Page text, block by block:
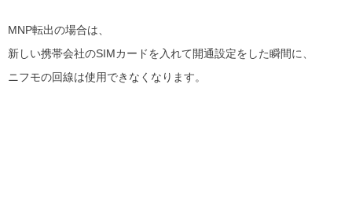
MNP転出の場合は、
新しい携帯会社のSIMカードを入れて開通設定をした瞬間に、
ニフモの回線は使用できなくなります。